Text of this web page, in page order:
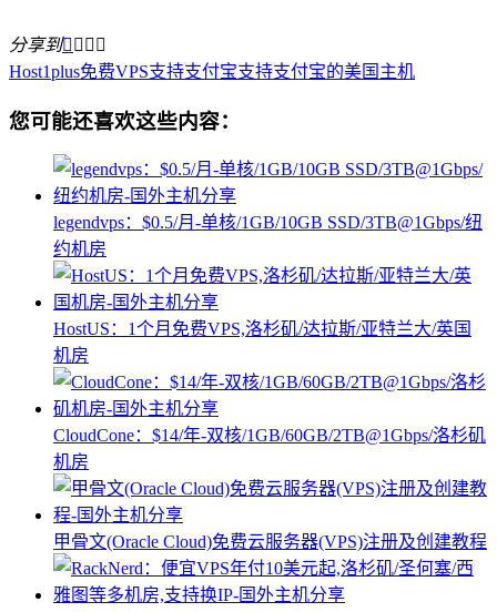
分享到   
Host1plus免费VPS支持支付宝支持支付宝的美国主机
您可能还喜欢这些内容：
legendvps：$0.5/月-单核/1GB/10GB SSD/3TB@1Gbps/纽
约机房
HostUS：1个月免费VPS,洛杉矶/达拉斯/亚特兰大/英国
机房
CloudCone：$14/年-双核/1GB/60GB/2TB@1Gbps/洛杉矶
机房
甲骨文(Oracle Cloud)免费云服务器(VPS)注册及创建教程